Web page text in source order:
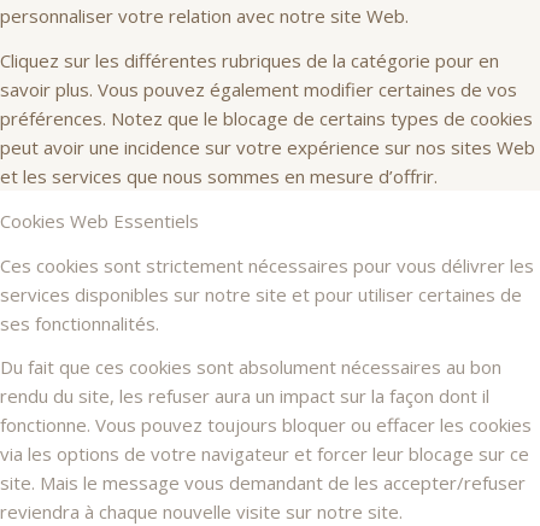
personnaliser votre relation avec notre site Web.
Cliquez sur les différentes rubriques de la catégorie pour en
savoir plus. Vous pouvez également modifier certaines de vos
préférences. Notez que le blocage de certains types de cookies
peut avoir une incidence sur votre expérience sur nos sites Web
et les services que nous sommes en mesure d’offrir.
Cookies Web Essentiels
Ces cookies sont strictement nécessaires pour vous délivrer les
services disponibles sur notre site et pour utiliser certaines de
ses fonctionnalités.
Du fait que ces cookies sont absolument nécessaires au bon
rendu du site, les refuser aura un impact sur la façon dont il
fonctionne. Vous pouvez toujours bloquer ou effacer les cookies
via les options de votre navigateur et forcer leur blocage sur ce
site. Mais le message vous demandant de les accepter/refuser
reviendra à chaque nouvelle visite sur notre site.